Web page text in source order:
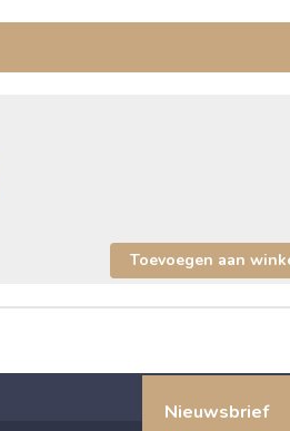
Nieuwsbrief